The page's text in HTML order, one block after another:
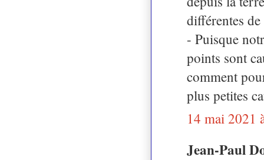
différentes
- Puisque
points sont
comment
plus petites
14 mai 2021
Jean-Paul